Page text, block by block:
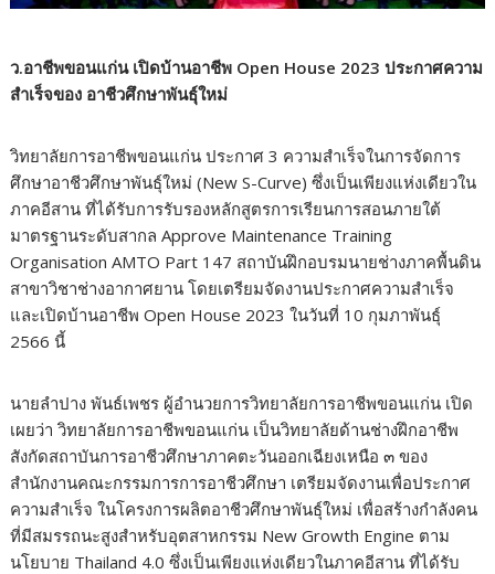
ว.อาชีพขอนแก่น เปิดบ้านอาชีพ Open House 2023 ประกาศความ
สำเร็จของ อาชีวศึกษาพันธุ์ใหม่
วิทยาลัยการอาชีพขอนแก่น ประกาศ 3 ความสำเร็จในการจัดการ
ศึกษาอาชีวศึกษาพันธุ์ใหม่ (New S-Curve) ซึ่งเป็นเพียงแห่งเดียวใน
ภาคอีสาน ที่ได้รับการรับรองหลักสูตรการเรียนการสอนภายใต้
มาตรฐานระดับสากล Approve Maintenance Training
Organisation AMTO Part 147 สถาบันฝึกอบรมนายช่างภาคพื้นดิน
สาขาวิชาช่างอากาศยาน โดยเตรียมจัดงานประกาศความสำเร็จ
และเปิดบ้านอาชีพ Open House 2023 ในวันที่ 10 กุมภาพันธุ์
2566 นี้
นายลำปาง พันธ์เพชร ผู้อำนวยการวิทยาลัยการอาชีพขอนแก่น เปิด
เผยว่า วิทยาลัยการอาชีพขอนแก่น เป็นวิทยาลัยด้านช่างฝึกอาชีพ
สังกัดสถาบันการอาชีวศึกษาภาคตะวันออกเฉียงเหนือ ๓ ของ
สำนักงานคณะกรรมการการอาชีวศึกษา เตรียมจัดงานเพื่อประกาศ
ความสำเร็จ ในโครงการผลิตอาชีวศึกษาพันธุ์ใหม่ เพื่อสร้างกำลังคน
ที่มีสมรรถนะสูงสำหรับอุตสาหกรรม New Growth Engine ตาม
นโยบาย Thailand 4.0 ซึ่งเป็นเพียงแห่งเดียวในภาคอีสาน ที่ได้รับ